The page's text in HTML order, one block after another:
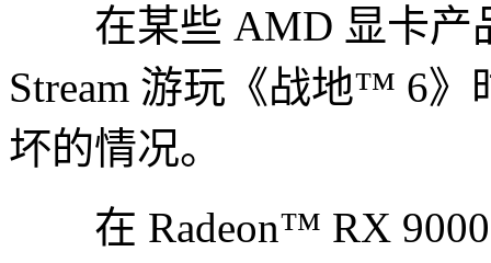
在某些 AMD 显卡产品
Stream 游玩《战地™ 6
坏的情况。
在 Radeon™ RX 9000